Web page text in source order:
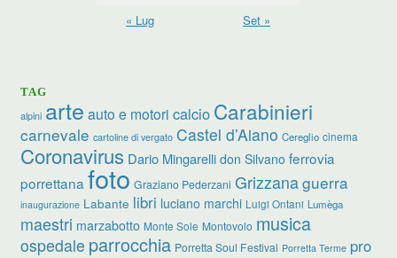
« Lug
Set »
TAG
alpini arte auto e motori calcio Carabinieri
carnevale cartoline di vergato Castel d’Aiano Cereglio cinema
Coronavirus Dario Mingarelli don Silvano ferrovia
porrettana foto Graziano Pederzani Grizzanaguerra
inaugurazione Labante libri luciano marchi Luigi Ontani Lumèga
maestri marzabotto Monte Sole Montovolo musica
ospedale parrocchia Porretta Soul Festival Porretta Terme pro